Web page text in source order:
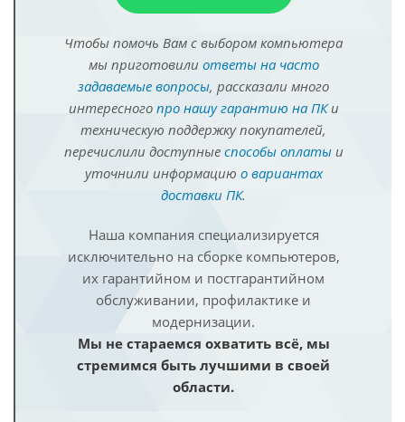
Чтобы помочь Вам с выбором компьютера
мы приготовили ответы на часто
задаваемые вопросы, рассказали много
интересного про нашу гарантию на ПКи
техническую поддержку покупателей,
перечислили доступные способы оплатыи
уточнили информацию о вариантах
доставки ПК.
Наша компания специализируется
исключительно на сборке компьютеров,
их гарантийном и постгарантийном
обслуживании, профилактике и
модернизации.
Мы не стараемся охватить всё, мы
стремимся быть лучшими в своей
области.